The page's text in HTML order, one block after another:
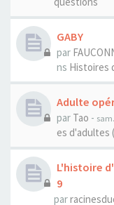
GABY
par
ns Histoires
Adulte
par Tao -
es d'adultes
L'histoire
9
par